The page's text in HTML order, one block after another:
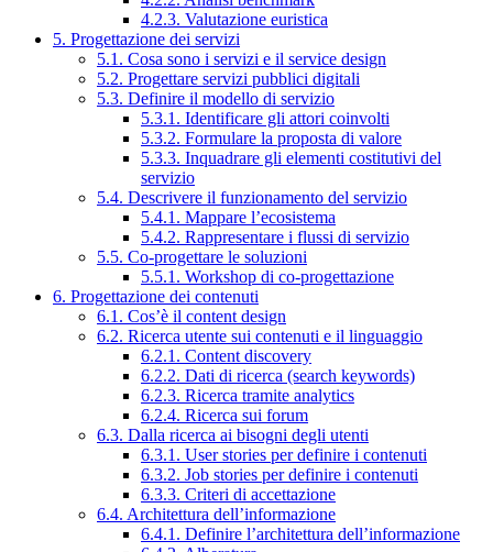
4.2.3. Valutazione euristica
5. Progettazione dei servizi
5.1. Cosa sono i servizi e il service design
5.2. Progettare servizi pubblici digitali
5.3. Definire il modello di servizio
5.3.1. Identificare gli attori coinvolti
5.3.2. Formulare la proposta di valore
5.3.3. Inquadrare gli elementi costitutivi del
servizio
5.4. Descrivere il funzionamento del servizio
5.4.1. Mappare l’ecosistema
5.4.2. Rappresentare i flussi di servizio
5.5. Co-progettare le soluzioni
5.5.1. Workshop di co-progettazione
6. Progettazione dei contenuti
6.1. Cos’è il content design
6.2. Ricerca utente sui contenuti e il linguaggio
6.2.1. Content discovery
6.2.2. Dati di ricerca (search keywords)
6.2.3. Ricerca tramite analytics
6.2.4. Ricerca sui forum
6.3. Dalla ricerca ai bisogni degli utenti
6.3.1. User stories per definire i contenuti
6.3.2. Job stories per definire i contenuti
6.3.3. Criteri di accettazione
6.4. Architettura dell’informazione
6.4.1. Definire l’architettura dell’informazione